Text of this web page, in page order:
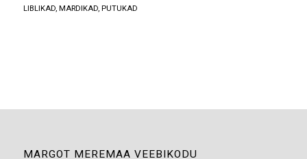
LIBLIKAD, MARDIKAD, PUTUKAD
MARGOT MEREMAA VEEBIKODU